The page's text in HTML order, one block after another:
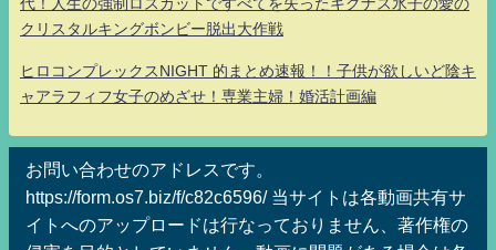
代！人生の強制ロスカットですべてを失ったキグナス氷子の愛の
クリスタルキングボンビー脱出大作戦
ヒロコンプレックスNIGHT 的まとめ速報！！子供が欲しいど陰キ
ャアラフィフ女子のめざせ！専業主婦！婚活計画編
お問い合わせのアドレスです。
https://form.os7.biz/f/c82c6596/ 当サイトは各動画共有サ
イトへのアップロードは行なっておりません、著作権の